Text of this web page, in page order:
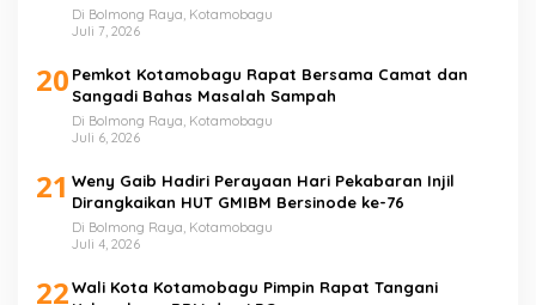
Di Bolmong Raya, Kotamobagu
Juli 7, 2026
20 Pemkot Kotamobagu Rapat Bersama Camat dan
Sangadi Bahas Masalah Sampah
Di Bolmong Raya, Kotamobagu
Juli 6, 2026
21 Weny Gaib Hadiri Perayaan Hari Pekabaran Injil
Dirangkaikan HUT GMIBM Bersinode ke-76
Di Bolmong Raya, Kotamobagu
Juli 4, 2026
22Wali Kota Kotamobagu Pimpin Rapat Tangani